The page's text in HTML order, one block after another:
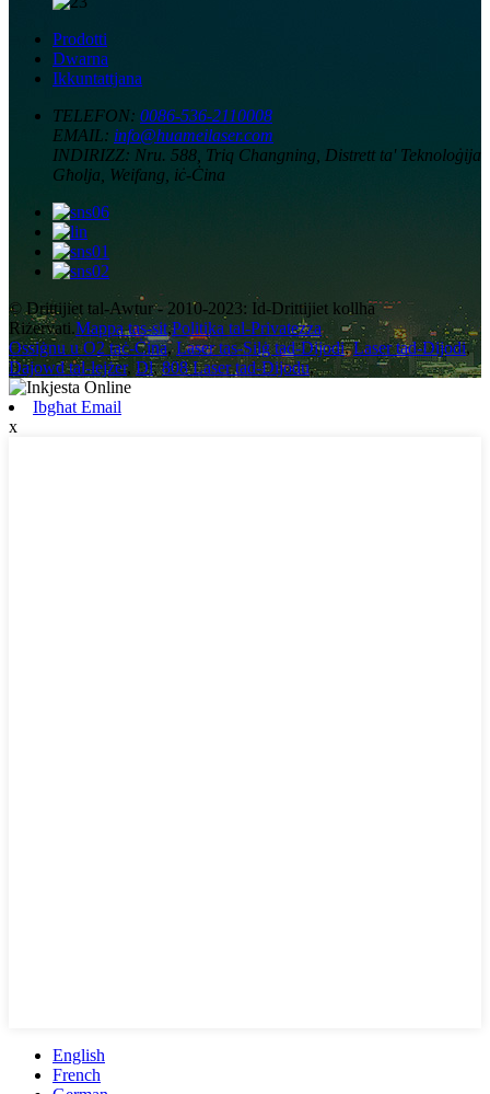
Prodotti
Dwarna
Ikkuntattjana
TELEFON: 0086-536-2110008
EMAIL: info@huameilaser.com
INDIRIZZ: Nru. 588, Triq Changning, Distrett ta' Teknoloġija
Għolja, Weifang, iċ-Ċina
© Drittijiet tal-Awtur - 2010-2023: Id-Drittijiet kollha
Riżervati.Mappa tas-sit,Politika tal-Privatezza
Ossiġnu u O2 taċ-Ċina,Laser tas-Silġ tad-Dijodi,Laser tad-Dijodi,
Dajowd tal-lejżer, Dl,808 Laser tad-Dijodu,
Ibgħat Email
x
English
French